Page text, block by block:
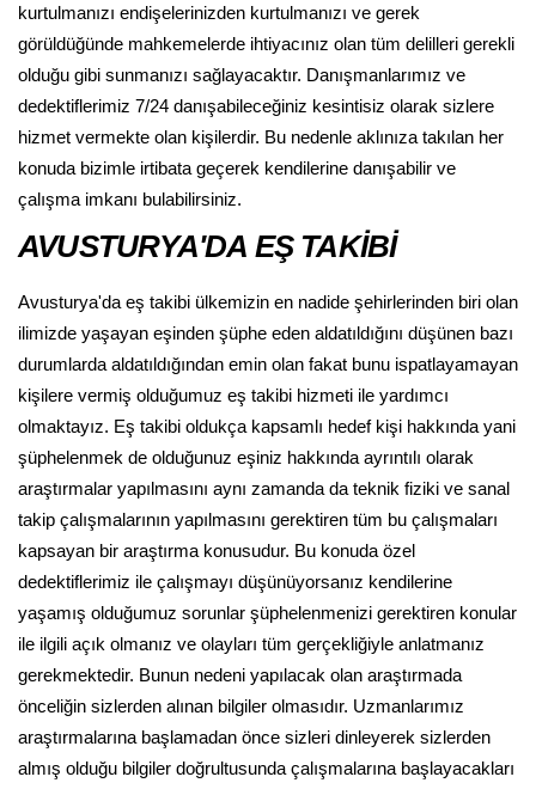
kurtulmanızı endişelerinizden kurtulmanızı ve gerek
görüldüğünde mahkemelerde ihtiyacınız olan tüm delilleri gerekli
olduğu gibi sunmanızı sağlayacaktır. Danışmanlarımız ve
dedektiflerimiz 7/24 danışabileceğiniz kesintisiz olarak sizlere
hizmet vermekte olan kişilerdir. Bu nedenle aklınıza takılan her
konuda bizimle irtibata geçerek kendilerine danışabilir ve
çalışma imkanı bulabilirsiniz.
AVUSTURYA'DA EŞ TAKİBİ
Avusturya'da eş takibi ülkemizin en nadide şehirlerinden biri olan
ilimizde yaşayan eşinden şüphe eden aldatıldığını düşünen bazı
durumlarda aldatıldığından emin olan fakat bunu ispatlayamayan
kişilere vermiş olduğumuz eş takibi hizmeti ile yardımcı
olmaktayız. Eş takibi oldukça kapsamlı hedef kişi hakkında yani
şüphelenmek de olduğunuz eşiniz hakkında ayrıntılı olarak
araştırmalar yapılmasını aynı zamanda da teknik fiziki ve sanal
takip çalışmalarının yapılmasını gerektiren tüm bu çalışmaları
kapsayan bir araştırma konusudur. Bu konuda özel
dedektiflerimiz ile çalışmayı düşünüyorsanız kendilerine
yaşamış olduğumuz sorunlar şüphelenmenizi gerektiren konular
ile ilgili açık olmanız ve olayları tüm gerçekliğiyle anlatmanız
gerekmektedir. Bunun nedeni yapılacak olan araştırmada
önceliğin sizlerden alınan bilgiler olmasıdır. Uzmanlarımız
araştırmalarına başlamadan önce sizleri dinleyerek sizlerden
almış olduğu bilgiler doğrultusunda çalışmalarına başlayacakları